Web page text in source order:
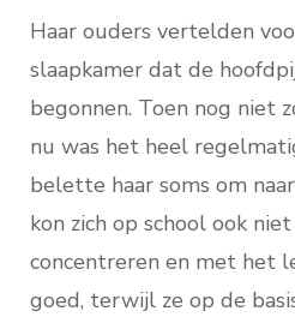
Haar ouders vertelden
slaapkamer dat de
begonnen. Toen nog niet
nu was het heel
belette haar soms om
kon zich op school ook
concentreren en met het
goed, terwijl ze op de